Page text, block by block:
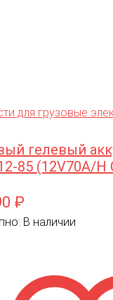
для грузовые
гелевый
85 (12V70A/H
₽
В наличии